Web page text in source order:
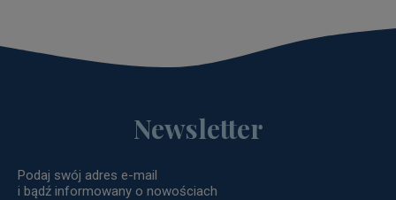
Newsletter
Podaj swój adres e-mail
i bądź informowany o nowościach